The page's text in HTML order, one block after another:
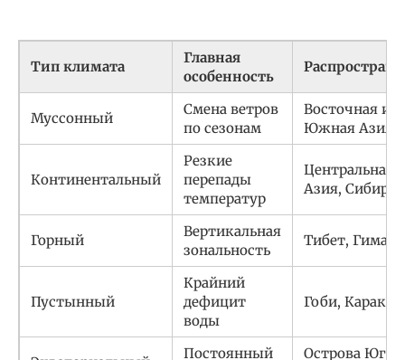
Тип климата
Главная
особенность
Муссонный
Смена ветров
по сезонам
Восточная и
Южная Азия
Континентальный
Резкие
перепады
температур
Центральная
Азия, Сибирь
Горный
Вертикальная
зональность
Тибет,
Пустынный
Крайний
дефицит
воды
Гоби,
Постоянный
Острова Юго-